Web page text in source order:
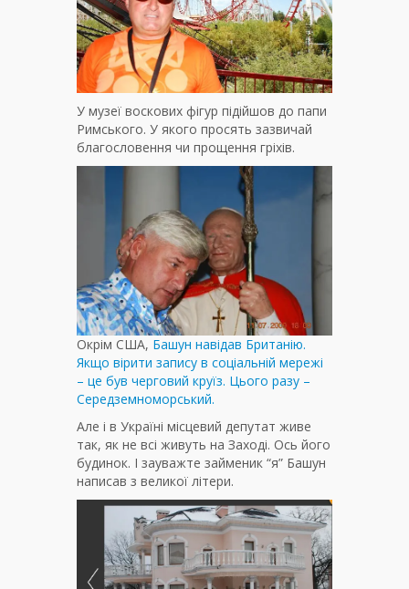
У музеї воскових фігур підійшов до папи
Римського. У якого просять зазвичай
благословення чи прощення гріхів.
Окрім США, Башун навідав Британію.
Якщо вірити запису в соціальній мережі
– це був черговий круїз. Цього разу –
Середземноморський.
Але і в Україні місцевий депутат живе
так, як не всі живуть на Заході. Ось його
будинок. І зауважте займеник “я” Башун
написав з великої літери.